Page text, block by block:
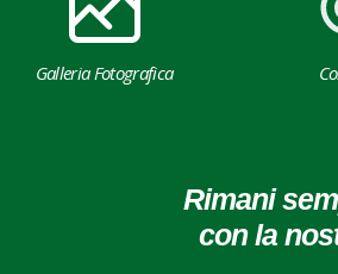
Galleria Fotografica
Rimani
con la